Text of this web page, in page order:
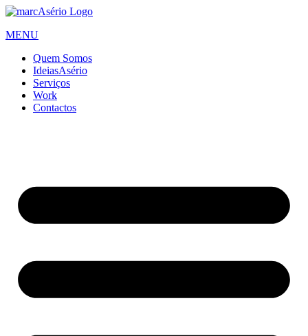
Skip
content
MENU
Quem Somos
IdeiasAsério
Serviços
Work
Contactos